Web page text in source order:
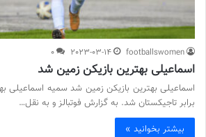
footballswomen
2023-03-14
0
اسماعیلی بهترین بازیکن زمین شد
اسماعیلی بهترین بازیکن زمین شد سمیه اسماعیلی
برابر تاجیکستان شد. به گزارش فوتبالز و به نقل…
بیشتر بخوانید »